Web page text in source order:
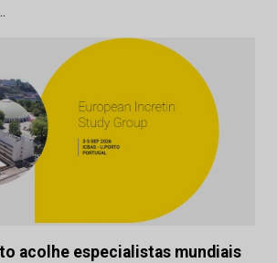
acolhe especialistas mundiais